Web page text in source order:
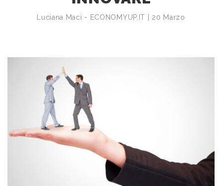
Luciana Maci - ECONOMYUP.IT | 20 Marzo